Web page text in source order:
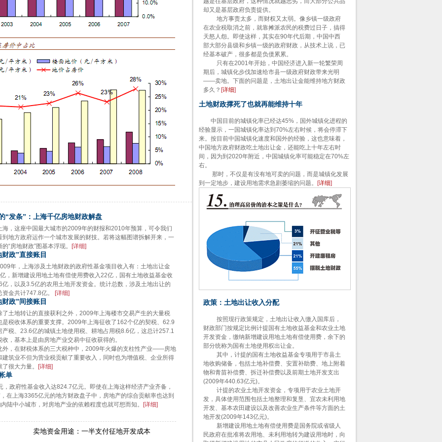
“发条”：上海千亿房地财政解盘
这座中国最大城市的2009年的财报和2010年预算，可令我们
到地方政府运作一个城市发展的财技。若将这幅图谱拆解开来，一
“房地财政”图基本浮现。
[详细]
财政”直接账目
，上海涉及土地财政的政府性基金项目收入有：土地出让金
，新增建设用地土地有偿使用费收入22亿，国有土地收益基金收
亿，以及3.5亿的农用土地开发资金。统计总数，涉及土地出让的
资金共计747.8亿。
[详细]
财政”间接账目
地转让的直接获利之外，2009年上海楼市交易产生的大量税
是税收体系的重要支撑。2009年上海征收了162个亿的契税、62.9
产税、23.6亿的城镇土地使用税、耕地占用税8.6亿，这总计257.1
收，基本上是由房地产业交易中征收获得的。
在财税体系的三大税种中，2009年火爆的支柱性产业——房地
建筑业不但为营业税贡献了重要收入，同时也为增值税、企业所得
了很大力量。
[详细]
单
府性基金收入达824.7亿元。即使在上海这样经济产业齐备，
在上海3365亿元的地方财政盘子中，房地产的综合贡献率也达到
陆中小城市，对房地产业的依赖程度也就可想而知。
[详细]
卖地资金用途：一半支付征地开发成本
却又是基层政府负责提供。
地方事责太多，而财权又太弱。像乡镇一级政府
在农业税取消之前，就靠摊派农民的税费过日子，搞得
天怒人怨。即使这样，其实在90年代后期，中国中西
部大部分县级和乡镇一级的政府财政，从技术上说，已
经基本破产，很多都是负债累累。
只有在2001年开始，中国经济进入新一轮繁荣周
期后，城镇化步伐加速给市县一级政府财政带来光明
——卖地。下面的问题是，土地出让金能维持地方财政
多久？ [详细]
土地财政撑死了也就再能维持十年
中国目前的城镇化率已经达45%，国外城镇化进程的
经验显示，一国城镇化率达到70%左右时候，将会停滞下
来。按目前中国城镇化速度和国外的经验，这也意味着，
中国地方政府财政吃土地出让金，还能吃上十年左右时
间，因为到2020年附近，中国城镇化率可能稳定在70%左
右。
那时，不仅是有没有地可卖的问题，而是城镇化发展
到一定地步，建设用地需求急剧萎缩的问题。
[详细]
政策：土地出让收入分配
按照现行政策规定，土地出让收入缴入国库后，
财政部门按规定比例计提国有土地收益基金和农业土地
开发资金，缴纳新增建设用地土地有偿使用费，余下的
部分统称为国有土地使用权出让金。
其中，计提的国有土地收益基金专项用于市县土
地收购储备，包括土地补偿费、安置补助费、地上附着
物和青苗补偿费、拆迁补偿费以及前期土地开发支出
(2009年440.63亿元)。
计提的农业土地开发资金，专项用于农业土地开
发，具体使用范围包括土地整理和复垦、宜农未利用地
开发、基本农田建设以及改善农业生产条件等方面的土
地开发(2009年143亿元)。
新增建设用地土地有偿使用费是国务院或省级人
民政府在批准将农用地、未利用地转为建设用地时，向